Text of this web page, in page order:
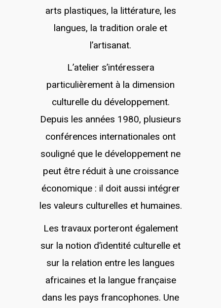
arts plastiques, la littérature, les
langues, la tradition orale et
l’artisanat.
L’atelier s’intéressera
particulièrement à la dimension
culturelle du développement.
Depuis les années 1980, plusieurs
conférences internationales ont
souligné que le développement ne
peut être réduit à une croissance
économique : il doit aussi intégrer
les valeurs culturelles et humaines.
Les travaux porteront également
sur la notion d’identité culturelle et
sur la relation entre les langues
africaines et la langue française
dans les pays francophones. Une